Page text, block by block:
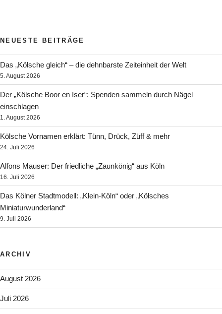
NEUESTE BEITRÄGE
Das „Kölsche gleich“ – die dehnbarste Zeiteinheit der Welt
5. August 2026
Der „Kölsche Boor en Iser“: Spenden sammeln durch Nägel
einschlagen
1. August 2026
Kölsche Vornamen erklärt: Tünn, Drück, Züff & mehr
24. Juli 2026
Alfons Mauser: Der friedliche „Zaunkönig“ aus Köln
16. Juli 2026
Das Kölner Stadtmodell: „Klein-Köln“ oder „Kölsches
Miniaturwunderland“
9. Juli 2026
ARCHIV
August 2026
Juli 2026